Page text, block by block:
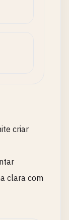
criar
clara com